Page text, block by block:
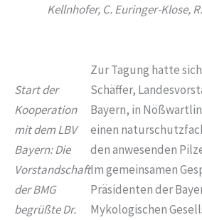
Kellnhofer, C. Euringer-Klose,
Start der
Kooperation
mit dem LBV
Bayern: Die
Vorstandschaft
der BMG
begrüßte Dr.
Zur Tagung hatte
Schäffer,
Bayern, in
einen
den anwesenden
Im gemeinsamen
Präsidenten der
Mykologischen